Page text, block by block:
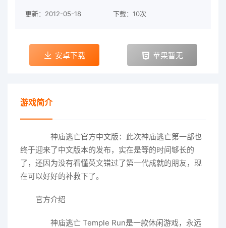
更新：2012-05-18 下载：10次
安卓下载 苹果暂无
游戏简介
神庙逃亡官方中文版：此次神庙逃亡第一部也
终于迎来了中文版本的发布，实在是等的时间够长的
了，还因为没有看懂英文错过了第一代成就的朋友，现
在可以好好的补救下了。
官方介绍
神庙逃亡 Temple Run是一款休闲游戏，永远